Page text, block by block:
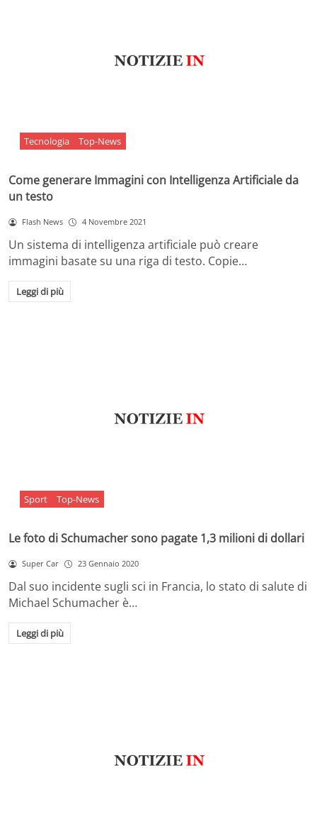
Tecnologia Top-News
Come generare Immagini con Intelligenza Artificiale da
un testo
Flash News 4 Novembre 2021
Un sistema di intelligenza artificiale può creare
immagini basate su una riga di testo. Copie…
Leggi di più
Sport Top-News
Le foto di Schumacher sono pagate 1,3 milioni di dollari
Super Car 23 Gennaio 2020
Dal suo incidente sugli sci in Francia, lo stato di salute di
Michael Schumacher è…
Leggi di più